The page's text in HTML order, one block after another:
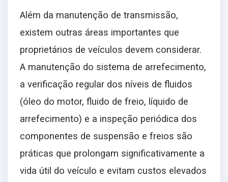
Além da manutenção de transmissão,
existem outras áreas importantes que
proprietários de veículos devem considerar.
A manutenção do sistema de arrefecimento,
a verificação regular dos níveis de fluidos
(óleo do motor, fluido de freio, líquido de
arrefecimento) e a inspeção periódica dos
componentes de suspensão e freios são
práticas que prolongam significativamente a
vida útil do veículo e evitam custos elevados